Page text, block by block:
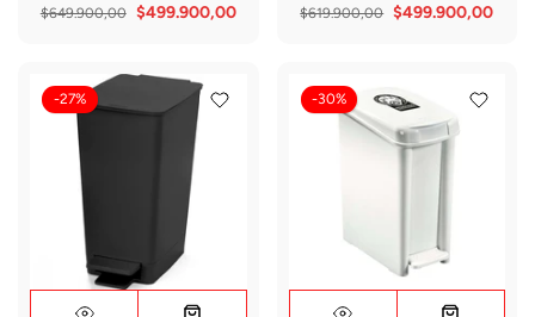
$649.900,00 $499.900,00
$619.900,00 $499.900,00
-27% -30%